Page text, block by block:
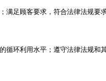
满足顾客要求，符合法律法规要
循环利用水平；遵守法律法规和